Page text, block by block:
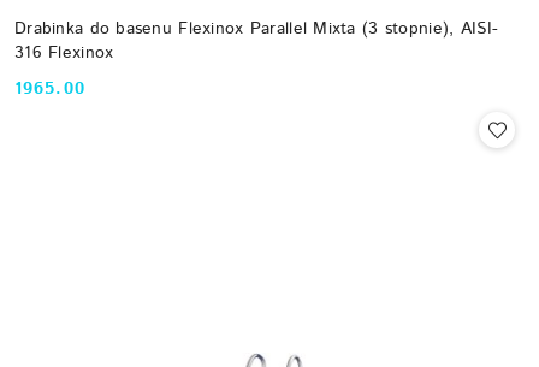
Drabinka do basenu Flexinox Parallel Mixta (3 stopnie), AISI-
316 Flexinox
Cena:
1965.00